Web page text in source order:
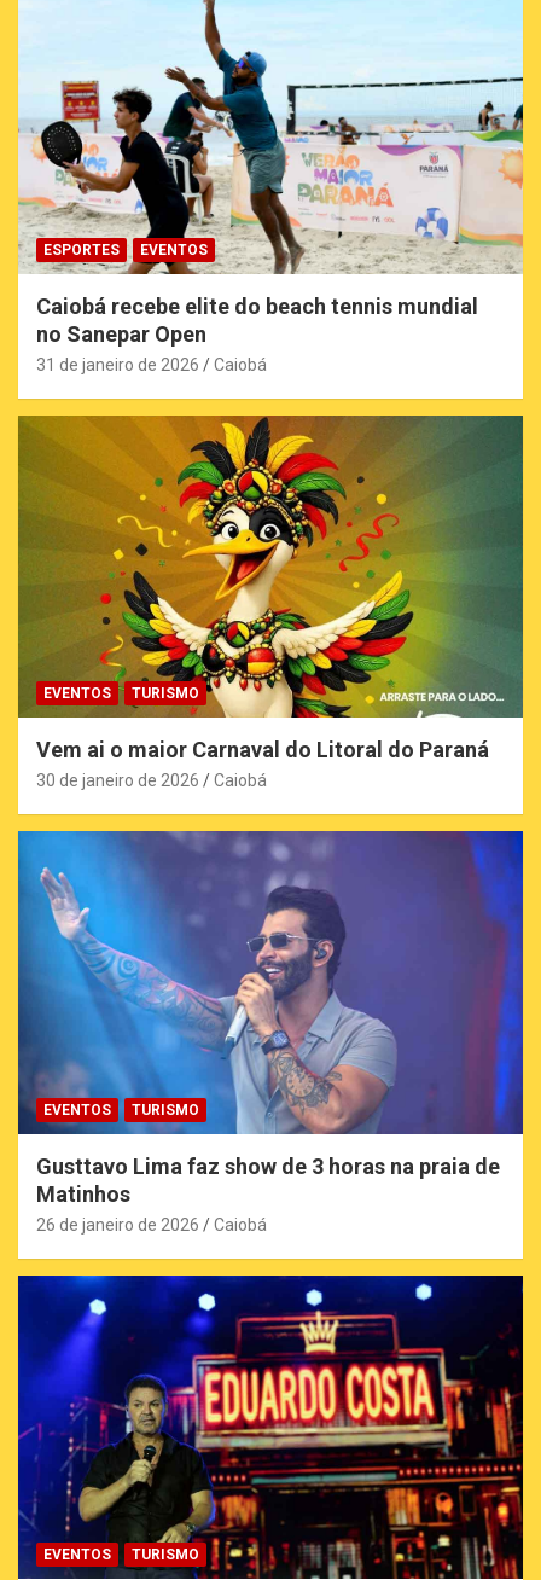
ESPORTES EVENTOS
Caiobá recebe elite do beach tennis mundial
no Sanepar Open
31 de janeiro de 2026 Caiobá
EVENTOS TURISMO
Vem ai o maior Carnaval do Litoral do Paraná
30 de janeiro de 2026 Caiobá
EVENTOS TURISMO
Gusttavo Lima faz show de 3 horas na praia de
Matinhos
26 de janeiro de 2026 Caiobá
EVENTOS TURISMO